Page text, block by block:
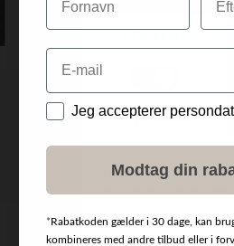
Email
DataJeg accepterer
Modtag din
*Rabatkoden gælder i 30 dage, kan
kombineres med andre tilbud eller i